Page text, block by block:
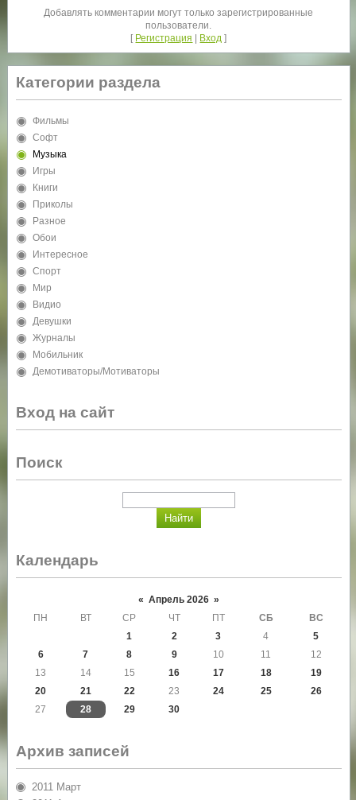
Добавлять комментарии могут только зарегистрированные
пользователи.
[ Регистрация | Вход ]
Категории раздела
Фильмы
Софт
Музыка
Игры
Книги
Приколы
Разное
Обои
Интересное
Спорт
Мир
Видио
Девушки
Журналы
Мобильник
Демотиваторы/Мотиваторы
Вход на сайт
Поиск
Календарь
« Апрель 2026 »
ПН
ВТ СР ЧТ ПТ СБ
ВС
1
2 3 4
5
6
7 8 9 10 11
12
13
14 15 16 17 18
19
20
21 22 23 24 25
26
27
28 29 30
Архив записей
2011 Март